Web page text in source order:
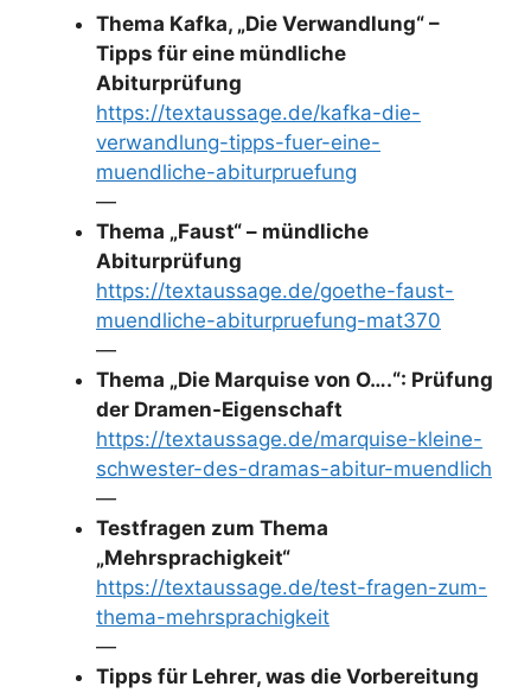
Thema Kafka, „Die Verwandlung“ –
Tipps für eine mündliche
Abiturprüfung
https://textaussage.de/kafka-die-
verwandlung-tipps-fuer-eine-
muendliche-abiturpruefung
—
Thema „Faust“ – mündliche
Abiturprüfung
https://textaussage.de/goethe-faust-
muendliche-abiturpruefung-mat370
—
Thema „Die Marquise von O….“: Prüfung
der Dramen-Eigenschaft
https://textaussage.de/marquise-kleine-
schwester-des-dramas-abitur-muendlich
—
Testfragen zum Thema
„Mehrsprachigkeit“
https://textaussage.de/test-fragen-zum-
thema-mehrsprachigkeit
—
Tipps für Lehrer, was die Vorbereitung